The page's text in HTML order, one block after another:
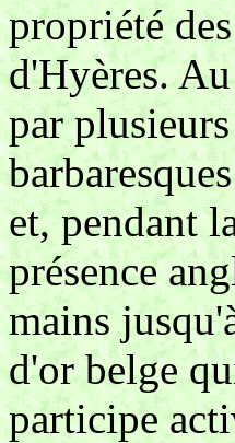
propriété
d'Hyères.
par
et, pendant
présence
mains
d'or belge
participe